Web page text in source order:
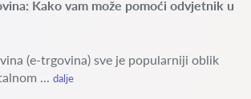
Kako vam može pomoći odvjetnik u
(e-trgovina) sve je popularniji oblik
... dalje